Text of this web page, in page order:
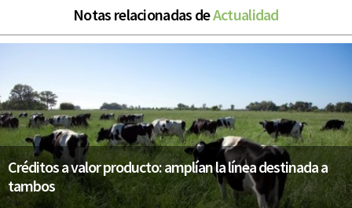
Notas relacionadas deActualidad
Créditos a valor producto: amplían la línea destinada a
tambos